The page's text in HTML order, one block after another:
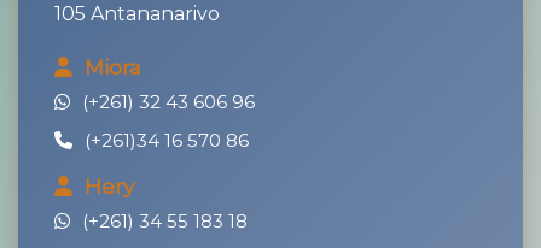
105 Antananarivo
Miora
(+261) 32 43 606 96
(+261)34 16 570 86
Hery
(+261) 34 55 183 18